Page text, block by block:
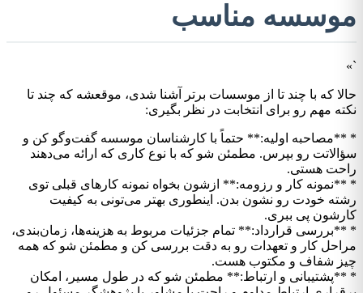
موسسه مناسب
`»
حالا که با چند تا از موسسات برتر آشنا شدی، موقعشه که چند تا
نکته مهم رو برای انتخابت در نظر بگیری:
* **مصاحبه اولیه:** حتماً با کارشناسان موسسه گفت‌وگو کن و
سؤالاتت رو بپرس. مطمئن شو که با نوع کاری که ارائه می‌دهند
راحت هستی.
* **نمونه کار و رزومه:** ازشون بخواه نمونه کارهای قبلی توی
رشته خودت رو نشون بدن. اینطوری بهتر می‌تونی به کیفیت
کارشون پی ببری.
* **بررسی قرارداد:** تمام جزئیات مربوط به هزینه‌ها، زمان‌بندی،
مراحل کار و تعهدات رو به دقت بررسی کن و مطمئن شو که همه
چیز شفاف و مکتوب هست.
* **پشتیبانی و ارتباط:** مطمئن شو که در طول مسیر، امکان